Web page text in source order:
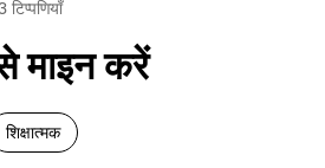
टिप्पणियाँ
माइन करें
शिक्षात्मक